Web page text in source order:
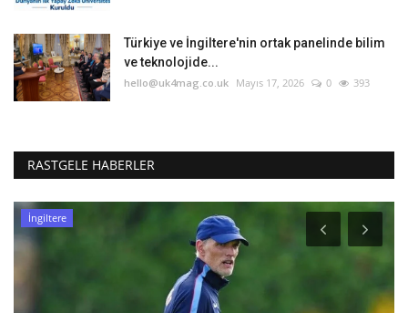
Türkiye ve İngiltere'nin ortak panelinde bilim
ve teknolojide...
hello@uk4mag.co.uk Mayıs 17, 2026 0 393
RASTGELE HABERLER
İngiltere